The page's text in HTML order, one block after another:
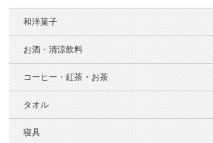
和洋菓子
お酒・清涼飲料
コーヒー・紅茶・お茶
タオル
寝具